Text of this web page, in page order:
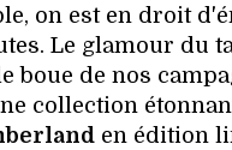
on est en droit
Le glamour du
boue de nos
collection
en édition